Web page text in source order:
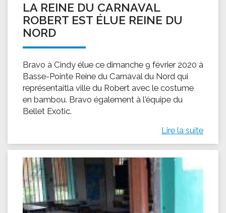
LA REINE DU CARNAVAL
ROBERT EST ÉLUE REINE DU
NORD
Bravo à Cindy élue ce dimanche 9 février 2020 à
Basse-Pointe Reine du Carnaval du Nord qui
représentaitla ville du Robert avec le costume
en bambou. Bravo également à l'équipe du
Bellet Exotic.
Lire la suite